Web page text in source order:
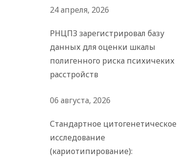
24 апреля, 2026
РНЦПЗ зарегистрировал базу
данных для оценки шкалы
полигенного риска психичеких
расстройств
06 августа, 2026
Стандартное цитогенетическое
исследование
(кариотипирование):